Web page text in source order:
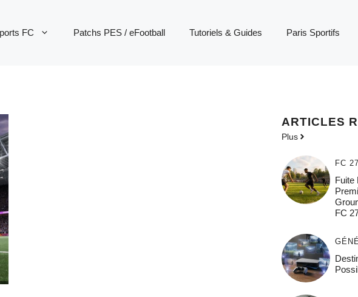
FC Patchs PES / eFootball Tutoriels & Guides Paris Sportifs
ARTICLES
Plus
FC 27
Fuite
FC